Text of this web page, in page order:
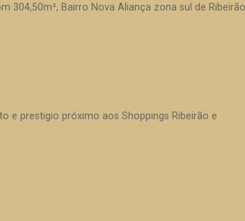
304,50m², Bairro Nova Aliança zona sul de Ribeirão
e prestigio próximo aos Shoppings Ribeirão e